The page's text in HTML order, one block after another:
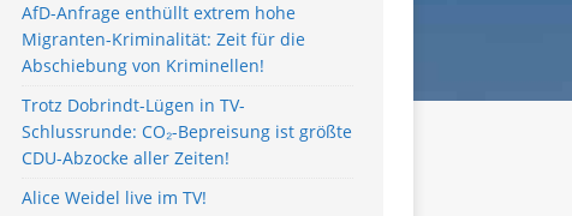
AfD-Anfrage enthüllt extrem hohe
Migranten-Kriminalität: Zeit für die
Abschiebung von Kriminellen!
Trotz Dobrindt-Lügen in TV-
Schlussrunde: CO₂-Bepreisung ist größte
CDU-Abzocke aller Zeiten!
Alice Weidel live im TV!